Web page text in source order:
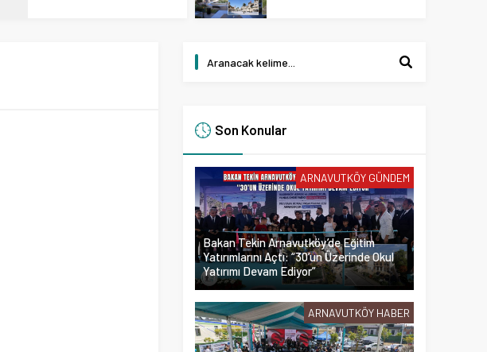
Son Konular
ARNAVUTKÖY GÜNDEM
Bakan Tekin Arnavutköy’de Eğitim
Yatırımlarını Açtı: “30’un Üzerinde Okul
Yatırımı Devam Ediyor”
ARNAVUTKÖY HABER